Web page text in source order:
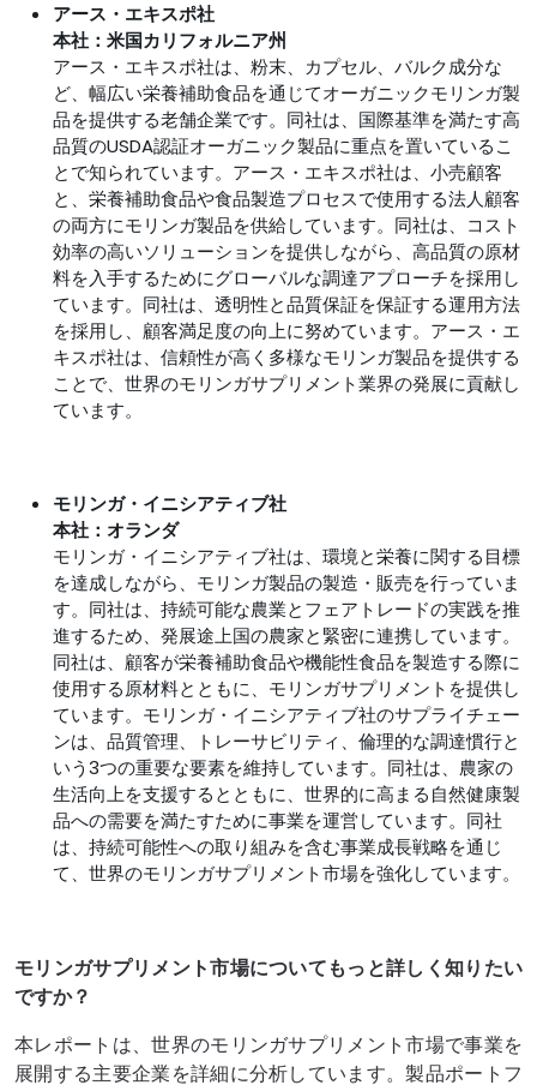
アース・エキスポ社
本社：米国カリフォルニア州
アース・エキスポ社は、粉末、カプセル、バルク成分な
ど、幅広い栄養補助食品を通じてオーガニックモリンガ製
品を提供する老舗企業です。同社は、国際基準を満たす高
品質のUSDA認証オーガニック製品に重点を置いているこ
とで知られています。アース・エキスポ社は、小売顧客
と、栄養補助食品や食品製造プロセスで使用する法人顧客
の両方にモリンガ製品を供給しています。同社は、コスト
効率の高いソリューションを提供しながら、高品質の原材
料を入手するためにグローバルな調達アプローチを採用し
ています。同社は、透明性と品質保証を保証する運用方法
を採用し、顧客満足度の向上に努めています。アース・エ
キスポ社は、信頼性が高く多様なモリンガ製品を提供する
ことで、世界のモリンガサプリメント業界の発展に貢献し
ています。
モリンガ・イニシアティブ社
本社：オランダ
モリンガ・イニシアティブ社は、環境と栄養に関する目標
を達成しながら、モリンガ製品の製造・販売を行っていま
す。同社は、持続可能な農業とフェアトレードの実践を推
進するため、発展途上国の農家と緊密に連携しています。
同社は、顧客が栄養補助食品や機能性食品を製造する際に
使用する原材料とともに、モリンガサプリメントを提供し
ています。モリンガ・イニシアティブ社のサプライチェー
ンは、品質管理、トレーサビリティ、倫理的な調達慣行と
いう3つの重要な要素を維持しています。同社は、農家の
生活向上を支援するとともに、世界的に高まる自然健康製
品への需要を満たすために事業を運営しています。同社
は、持続可能性への取り組みを含む事業成長戦略を通じ
て、世界のモリンガサプリメント市場を強化しています。
モリンガサプリメント市場についてもっと詳しく知りたい
ですか？
本レポートは、世界のモリンガサプリメント市場で事業を
展開する主要企業を詳細に分析しています。製品ポートフ